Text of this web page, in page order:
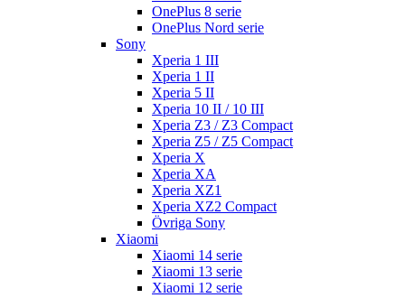
OnePlus 8 serie
OnePlus Nord serie
Sony
Xperia 1 III
Xperia 1 II
Xperia 5 II
Xperia 10 II / 10 III
Xperia Z3 / Z3 Compact
Xperia Z5 / Z5 Compact
Xperia X
Xperia XA
Xperia XZ1
Xperia XZ2 Compact
Övriga Sony
Xiaomi
Xiaomi 14 serie
Xiaomi 13 serie
Xiaomi 12 serie